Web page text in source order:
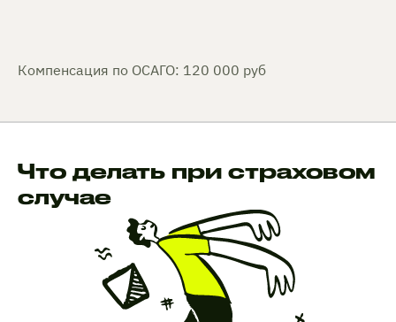
Компенсация по ОСАГО: 120 000 руб
Что делать при страховом
случае